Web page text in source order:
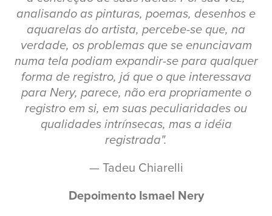
analisando as pinturas, poemas, desenhos e
aquarelas do artista, percebe-se que, na
verdade, os problemas que se enunciavam
numa tela podiam expandir-se para qualquer
forma de registro, já que o que interessava
para Nery, parece, não era propriamente o
registro em si, em suas peculiaridades ou
qualidades intrínsecas, mas a idéia
registrada".
— Tadeu Chiarelli
Depoimento Ismael Nery